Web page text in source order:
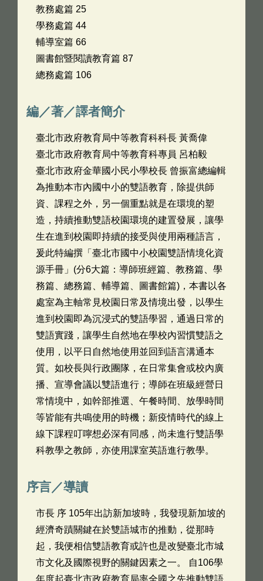
教務處篇 25
學務處篇 44
輔導室篇 66
圖書館暨閱讀教育篇 87
總務處篇 106
編／著／譯者簡介
臺北市政府教育局中等教育科科長 黃喬偉
臺北市政府教育局中等教育科專員 呂柏毅
臺北市政府金華國小民小學校長 曾振富總編輯
為推動本市內國中小的雙語教育，除提供師
資、課程之外，另一個重點就是在環境的塑
造，持續推動雙語校園環境的建置發展，讓學
生在進到校園即持續的接受與使用兩種語言，
爰此特編撰「臺北市國中小校園雙語情境化資
源手冊」(分6大篇：導師班經篇、教務篇、學
務篇、總務篇、輔導篇、圖書館篇)，本書以各
處室為主軸常見校園日常及情境出發，以學生
進到校園即為沉浸式的雙語學習，通過日常的
雙語實踐，讓學生自然地在學校內習慣雙語之
使用，以平日自然地使用並回到語言溝通本
質。如校長與行政團隊，在日常集會或校內廣
播、宣導會議以雙語進行；導師在班級經營日
常情境中，如幹部推選、午餐時間、放學時間
等皆能有共鳴使用的時機；新疫情時代的線上
線下課程叮嚀想必深有同感，尚未進行雙語學
科教學之教師，亦使用課室英語進行教學。
序言／導讀
市長 序 105年出訪新加坡時，我發現新加坡的
經濟奇蹟關鍵在於雙語城市的推動，從那時
起，我便相信雙語教育或許也是改變臺北市城
市文化及國際視野的關鍵因素之一。 自106學
年度起臺北市政府教育局率全國之先推動雙語